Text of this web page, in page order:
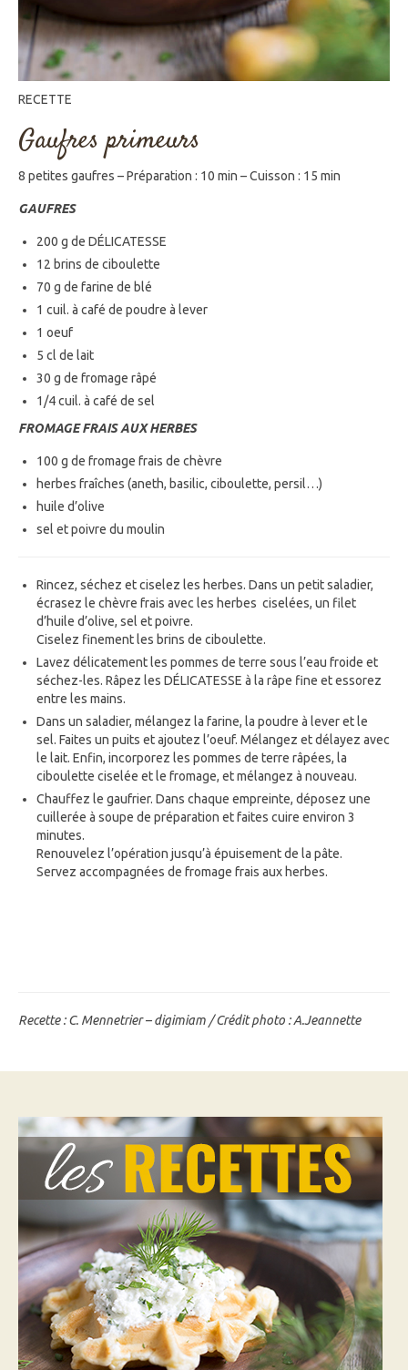
RECETTE
Gaufres primeurs
8 petites gaufres – Préparation : 10 min – Cuisson : 15 min
GAUFRES
200 g de DÉLICATESSE
12 brins de ciboulette
70 g de farine de blé
1 cuil. à café de poudre à lever
1 oeuf
5 cl de lait
30 g de fromage râpé
1/4 cuil. à café de sel
FROMAGE FRAIS AUX HERBES
100 g de fromage frais de chèvre
herbes fraîches (aneth, basilic, ciboulette, persil…)
huile d’olive
sel et poivre du moulin
Rincez, séchez et ciselez les herbes. Dans un petit saladier,
écrasez le chèvre frais avec les herbes ciselées, un filet
d’huile d’olive, sel et poivre.
Ciselez finement les brins de ciboulette.
Lavez délicatement les pommes de terre sous l’eau froide et
séchez-les. Râpez les DÉLICATESSE à la râpe fine et essorez
entre les mains.
Dans un saladier, mélangez la farine, la poudre à lever et le
sel. Faites un puits et ajoutez l’oeuf. Mélangez et délayez avec
le lait. Enfin, incorporez les pommes de terre râpées, la
ciboulette ciselée et le fromage, et mélangez à nouveau.
Chauffez le gaufrier. Dans chaque empreinte, déposez une
cuillerée à soupe de préparation et faites cuire environ 3
minutes.
Renouvelez l’opération jusqu’à épuisement de la pâte.
Servez accompagnées de fromage frais aux herbes.
Recette : C. Mennetrier – digimiam / Crédit photo : A.Jeannette